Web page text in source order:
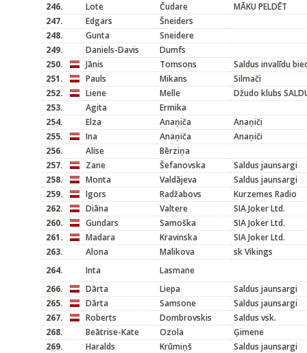
246.
Lote Čudare
MĀKU PELDĒT
247.
Edgars
Šneiders
248.
Gunta
Sneidere
249.
Daniels-Davis
Dumfs
250.
Jānis Tomsons
Saldus invalīdu
251.
Pauls Mikans
Silmači
252.
Liene Melle
Džudo klubs
253.
Agita
Ermika
254.
Elza Anaņiča
Anaņiči
255.
Ina Anaņiča
Anaņiči
256.
Alise
Bērziņa
257.
Zane Šefanovska
Saldus jaunsargi
258.
Monta Valdājeva
Saldus jaunsargi
259.
Igors Radžabovs
Kurzemes Radio
262.
Diāna Valtere
SIA Joker Ltd.
260.
Gundars Samoška
SIA Joker Ltd.
261.
Madara Kravinska
SIA Joker Ltd.
263.
Alona Malikova
sk Vikings
264.
Inta
Lasmane
266.
Dārta Liepa
Saldus jaunsargi
265.
Dārta Samsone
Saldus jaunsargi
267.
Roberts Dombrovskis
Saldus vsk.
268.
Beātrise-Kate Ozola
Ģimene
269.
Haralds Krūmiņš Saldus jaunsargi